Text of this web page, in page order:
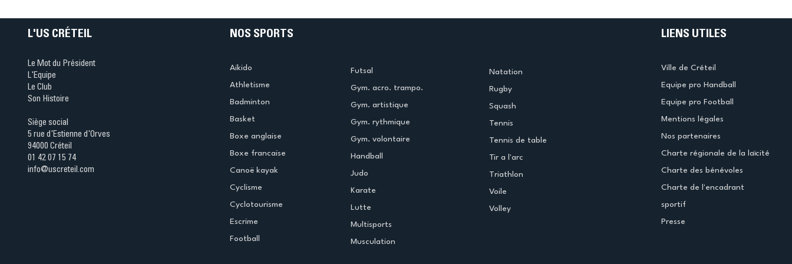
L'US CRÉTEIL
Le Mot du Président
L'Equipe
Le Club
Son Histoire
Siège social
5 rue d'Estienne d'Orves
94000 Créteil
01 42 07 15 74
info@uscreteil.com
NOS SPORTS
Aikido
Athletisme
Badminton
Basket
Boxe anglaise
Boxe francaise
Canoë kayak
Cyclisme
Cyclotourisme
Escrime
Football
Futsal
Gym. acro. trampo.
Gym. artistique
Gym. rythmique
Gym. volontaire
Handball
Judo
Karate
Lutte
Multisports
Musculation
Natation
Rugby
Squash
Tennis
Tennis de table
Tir a l'arc
Triathlon
Voile
Volley
LIENS UTILES
Ville de Créteil
Equipe pro Handball
Equipe pro Football
Mentions légales
Nos partenaires
Charte régionale de la laïcité
Charte des bénévoles
Charte de l'encadrant
sportif
Presse